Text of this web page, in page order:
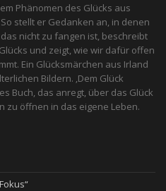
Phänomen des Glücks aus
stellt er Gedanken an, in denen
nicht zu fangen ist, beschreibt
und zeigt, wie wir dafür offen
Ein Glücksmärchen aus Irland
Bildern. ‚Dem Glück
Buch, das anregt, über das Glück
zu öffnen in das eigene Leben.